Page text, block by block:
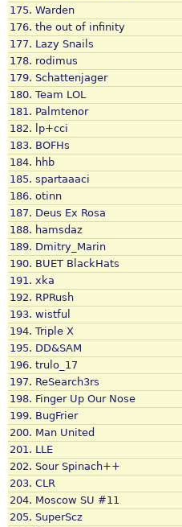
175. Warden
176. the out of infinity
177. Lazy Snails
178. rodimus
179. Schattenjager
180. Team LOL
181. Palmtenor
182.
lp+cci
183. BOFHs
184. hhb
185. spartaaaci
186. otinn
187. Deus Ex Rosa
188. hamsdaz
189. Dmitry_Marin
190. BUET BlackHats
191. xka
192. RPRush
193. wistful
194. Triple X
195. DD&SAM
196. trulo_17
197. ReSearch3rs
198. Finger Up Our Nose
199. BugFrier
200. Man United
201. LLE
202. Sour Spinach++
203. CLR
204. Moscow SU #11
205. SuperScz